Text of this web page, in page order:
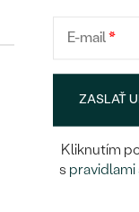
ULOŽIŤ
4.9
E-mail*
ZASLAŤ
Kliknutím
s pravidlami